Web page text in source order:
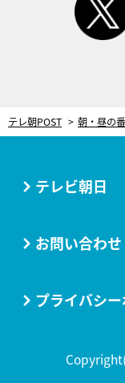
テレ朝POST 朝・昼の
テレビ朝日
お問い合わせ
プライバシ